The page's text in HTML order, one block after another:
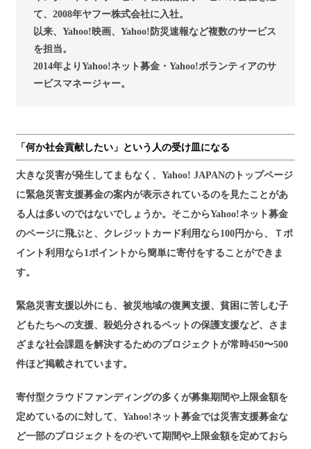
て、2008年ヤフー株式会社に入社。
以来、Yahoo!映画、Yahoo!防災速報など複数のサービス
を担当。
2014年よりYahoo!ネット募金・Yahoo!ボランティアのサ
ービスマネージャー。
「何か社会貢献したい」という人の受け皿になる
大きな災害が発生してまもなく、Yahoo! JAPANのトップページ
に緊急災害支援募金の案内が表示されているのを見たことがあ
る人は多いのではないでしょうか。そこからYahoo!ネット募金
のページに飛ぶと、クレジットカード利用なら100円から、Ｔポ
イント利用なら1ポイントから簡単に寄付をすることができま
す。
緊急災害支援以外にも、被災地域の復興支援、貧困に苦しむ子
どもたちへの支援、殺処分されるペットの保護支援など、さま
ざまな社会課題を解決するためのプロジェクトが常時450〜500
件ほど掲載されています。
寄付型クラウドファンディングの多くが募集期間や上限金額を
定めているのに対して、Yahoo!ネット募金では災害支援募金な
ど一部のプロジェクトをのぞいて期間や上限金額を定めておら